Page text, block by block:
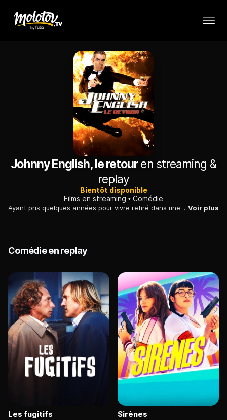
Johnny English, le retouren streaming &
replay
Bientôt disponible
Films en streaming
Comédie
Ayant pris quelques années pour vivre retiré dans une région reculée dAsie, Johnny English, le meilleur agent du MI7, en a profité pour perfectionner ses compétences uniques...Voir plus
Comédie en replay
Les fugitifs Sirènes